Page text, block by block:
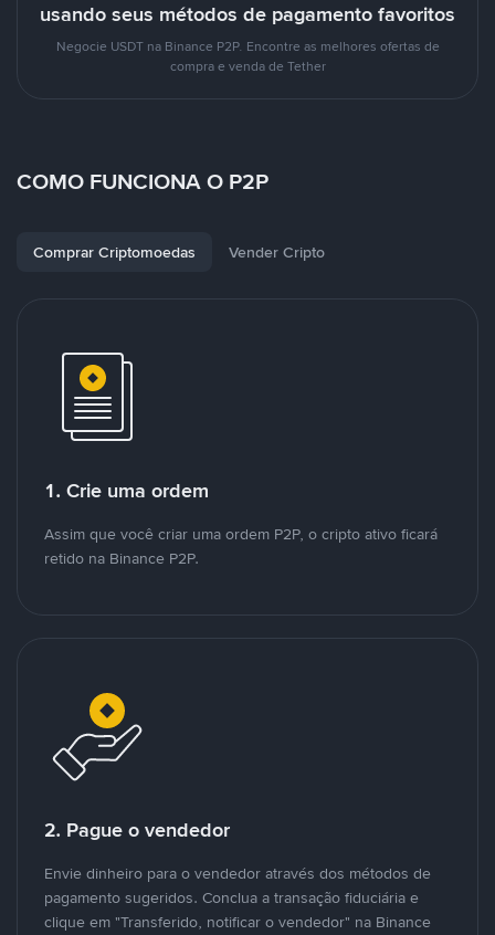
usando seus métodos de pagamento favoritos
Negocie USDT na Binance P2P. Encontre as melhores ofertas de
compra e venda de Tether
COMO FUNCIONA O P2P
Comprar Criptomoedas Vender Cripto
1. Crie uma ordem
Assim que você criar uma ordem P2P, o cripto ativo ficará
retido na Binance P2P.
2. Pague o vendedor
Envie dinheiro para o vendedor através dos métodos de
pagamento sugeridos. Conclua a transação fiduciária e
clique em "Transferido, notificar o vendedor" na Binance